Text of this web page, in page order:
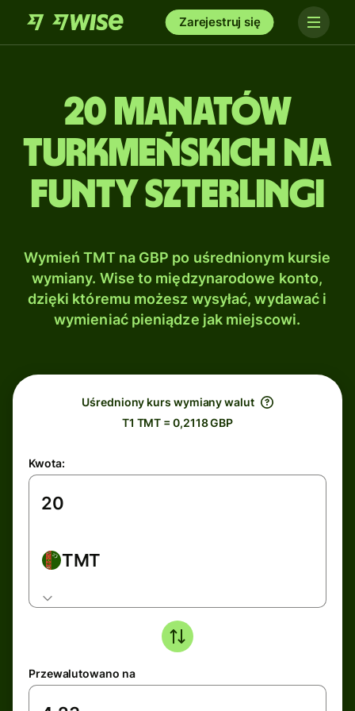
Zarejestruj się
20 Manatów
turkmeńskich na
Funty szterlingi
Wymień TMT na GBP po uśrednionym kursie
wymiany. Wise to międzynarodowe konto,
dzięki któremu możesz wysyłać, wydawać i
wymieniać pieniądze jak miejscowi.
Uśredniony kurs wymiany walut
T1 TMT = 0,2118 GBP
Kwota:
TMT
Przewalutowano na